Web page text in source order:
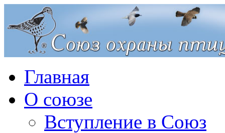
Главная
О союзе
Вступление в Союз